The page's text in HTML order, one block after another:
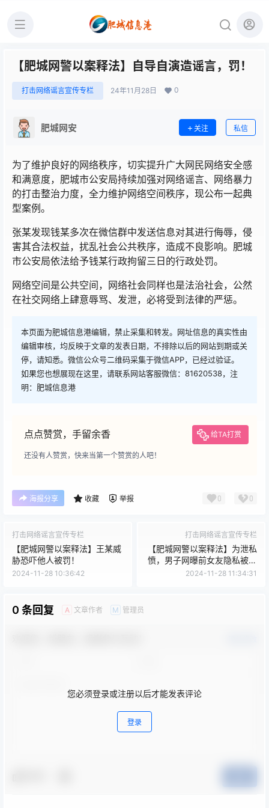
【肥城网警以案释法】自导自演造谣言，罚！
打击网络谣言宣传专栏 24年11月28日 0
肥城网安 关注 私信
为了维护良好的网络秩序，切实提升广大网民网络安全感
和满意度，肥城市公安局持续加强对网络谣言、网络暴力
的打击整治力度，全力维护网络空间秩序，现公布一起典
型案例。
张某发现钱某多次在微信群中发送信息对其进行侮辱，侵
害其合法权益，扰乱社会公共秩序，造成不良影响。肥城
市公安局依法给予钱某行政拘留三日的行政处罚。
网络空间是公共空间，网络社会同样也是法治社会，公然
在社交网络上肆意辱骂、发泄，必将受到法律的严惩。
本页面为肥城信息港编辑，禁止采集和转发。网址信息的真实性由
编辑审核，均反映于文章的发表日期，不排除以后的网站到期或关
停，请知悉。微信公众号二维码采集于微信APP，已经过验证。
如果您也想展现在这里，请联系网站客服微信：81620538，注
明：肥城信息港
点点赞赏，手留余香 给TA打赏
还没有人赞赏，快来当第一个赞赏的人吧！
海报分享 收藏 举报 0 0
打击网络谣言宣传专栏
【肥城网警以案释法】王某威
胁恐吓他人被罚！
2024-11-28 10:36:42
打击网络谣言宣传专栏
【肥城网警以案释法】为泄私
愤，男子网曝前女友隐私被处
罚
2024-11-28 11:34:31
0 条回复 A 文章作者 M 管理员
您必须登录或注册以后才能发表评论
登录